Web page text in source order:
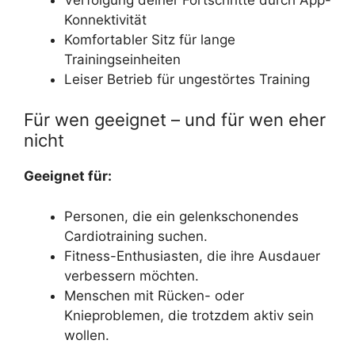
Konnektivität
Komfortabler Sitz für lange
Trainingseinheiten
Leiser Betrieb für ungestörtes Training
Für wen geeignet – und für wen eher
nicht
Geeignet für:
Personen, die ein gelenkschonendes
Cardiotraining suchen.
Fitness-Enthusiasten, die ihre Ausdauer
verbessern möchten.
Menschen mit Rücken- oder
Knieproblemen, die trotzdem aktiv sein
wollen.